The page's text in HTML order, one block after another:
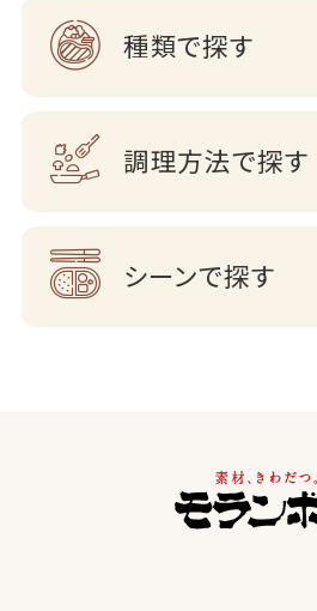
種類で探す
調理方法で探す
シーンで探す